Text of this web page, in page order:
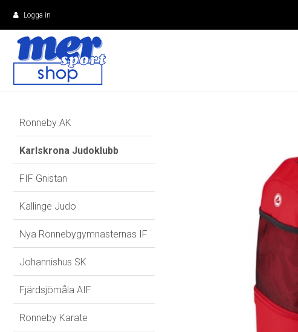
Logga in
Ronneby AK
Karlskrona Judoklubb
FIF Gnistan
Kallinge Judo
Nya Ronnebygymnasternas IF
Johannishus SK
Fjärdsjömåla AIF
Ronneby Karate